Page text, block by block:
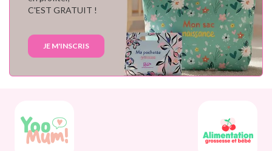
C'EST GRATUIT !
JE M'INSCRIS